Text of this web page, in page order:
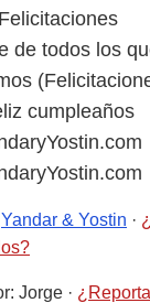
Felicitaciones
de todos los
cumpleaños
Yandar & Yostin ·
: Jorge ·